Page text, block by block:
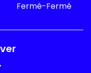
Fermé-Fermé